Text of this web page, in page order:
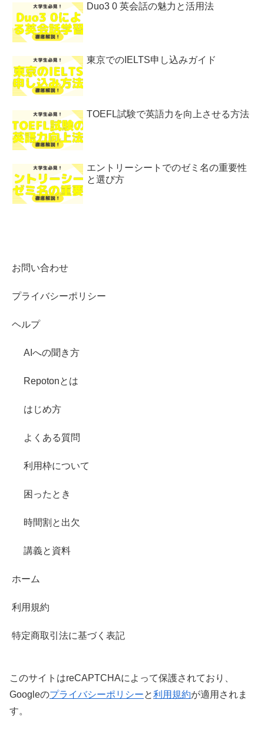
Duo3 0 英会話の魅力と活用法
東京でのIELTS申し込みガイド
TOEFL試験で英語力を向上させる方法
エントリーシートでのゼミ名の重要性
と選び方
お問い合わせ
プライバシーポリシー
ヘルプ
AIへの聞き方
Repotonとは
はじめ方
よくある質問
利用枠について
困ったとき
時間割と出欠
講義と資料
ホーム
利用規約
特定商取引法に基づく表記
このサイトはreCAPTCHAによって保護されており、
Googleのプライバシーポリシーと利用規約が適用されま
す。